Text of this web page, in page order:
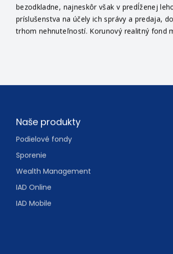
35% hodnoty majetku vo fonde, pričom
bezodkladne, najneskôr však v predĺženej
príslušenstva na účely ich správy a predaja,
Footer
Naše produkty
Podielové fondy
Sporenie
Wealth Management
IAD Online